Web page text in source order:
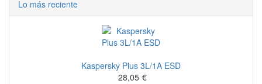
Lo más reciente
Kaspersky Plus 3L/1A ESD
28,05 €